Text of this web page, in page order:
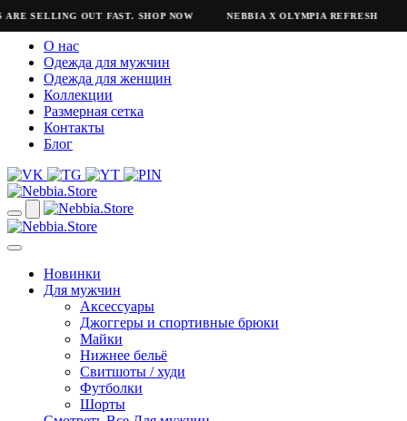
SELLING OUT FAST. SHOP NOW NEBBIA X OLYMPIA REFRESH
О нас
Одежда для мужчин
Одежда для женщин
Коллекции
Размерная сетка
Контакты
Блог
Новинки
Для мужчин
Аксессуары
Джоггеры и спортивные брюки
Майки
Нижнее бельё
Свитшоты / худи
Футболки
Шорты